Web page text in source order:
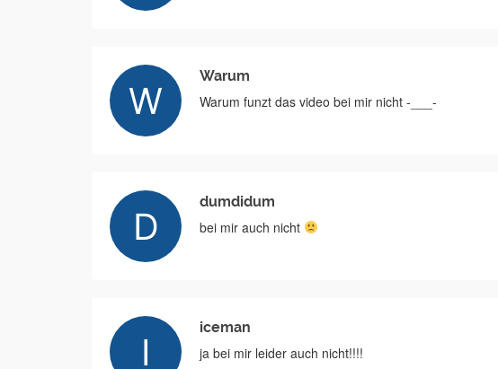
Warum
Warum funzt das video bei mir nicht -___-
dumdidum
bei mir auch nicht
iceman
ja bei mir leider auch nicht!!!!